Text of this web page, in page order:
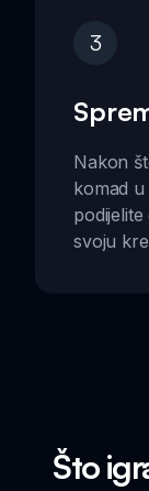
3
Nakon
komad
svoju
Što